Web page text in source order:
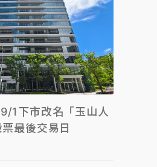
1下市改名「玉山人
最後交易日